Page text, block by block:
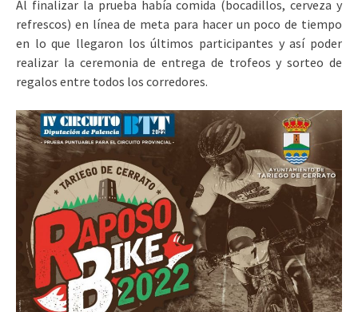
Al finalizar la prueba había comida (bocadillos, cerveza y
refrescos) en línea de meta para hacer un poco de tiempo
en lo que llegaron los últimos participantes y así poder
realizar la ceremonia de entrega de trofeos y sorteo de
regalos entre todos los corredores.